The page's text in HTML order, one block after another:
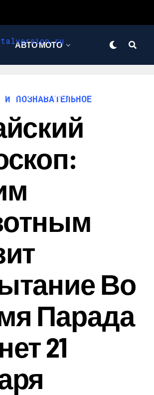
АВТО МОТО
И ПОЗНАВАТЕЛЬНОЕ
Во
Парада
21